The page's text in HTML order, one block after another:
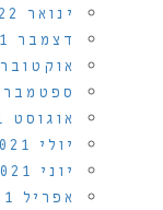
ינואר 2022
דצמבר 2021
אוקטובר 2021
ספטמבר 2021
אוגוסט 2021
יולי 2021
יוני 2021
אפריל 2021